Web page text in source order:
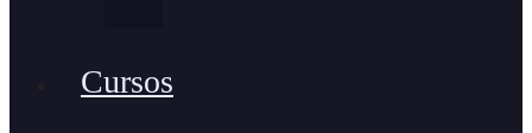
Cursos